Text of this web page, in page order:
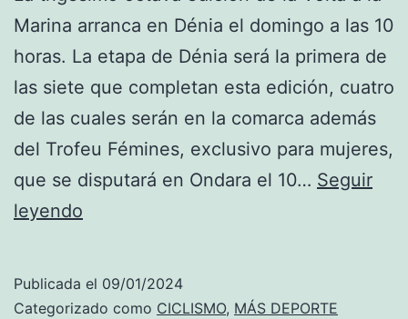
Marina arranca en Dénia el domingo a las 10
horas. La etapa de Dénia será la primera de
las siete que completan esta edición, cuatro
de las cuales serán en la comarca además
del Trofeu Fémines, exclusivo para mujeres,
que se disputará en Ondara el 10… Seguir
leyendo
la
Publicada el 09/01/2024
Categorizado como CICLISMO, MÁS DEPORTE